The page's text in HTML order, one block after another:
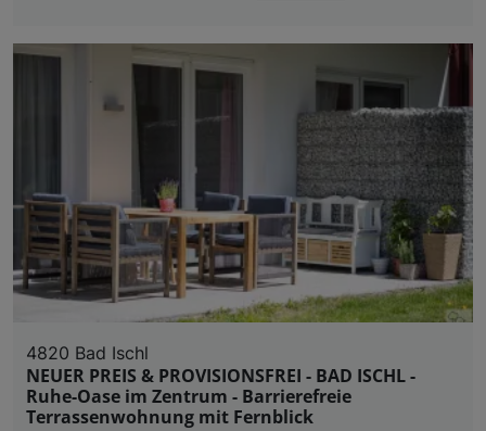
4820 Bad Ischl
NEUER PREIS & PROVISIONSFREI - BAD ISCHL -
Ruhe-Oase im Zentrum - Barrierefreie
Terrassenwohnung mit Fernblick